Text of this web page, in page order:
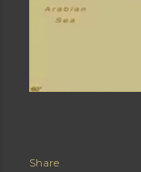
Share